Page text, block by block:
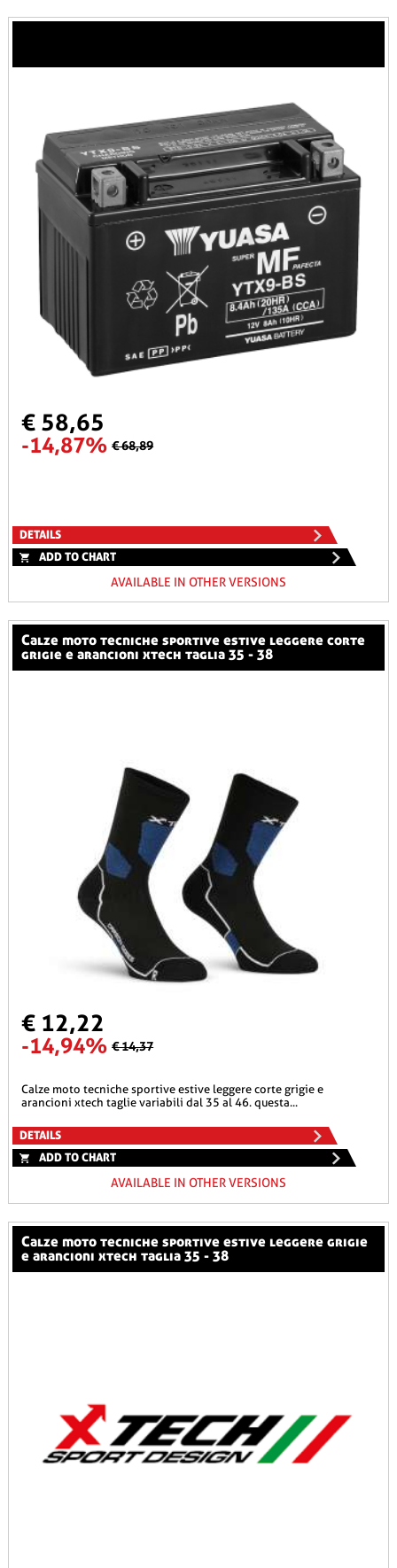
€ 58,65
-14,87% € 68,89
DETAILS
ADD TO CHART
AVAILABLE IN OTHER VERSIONS
calze moto tecniche sportive estive leggere corte
grigie e arancioni xtech taglia 35 - 38
€ 12,22
-14,94% € 14,37
calze moto tecniche sportive estive leggere corte grigie e
arancioni xtech taglie variabili dal 35 al 46. questa...
DETAILS
ADD TO CHART
AVAILABLE IN OTHER VERSIONS
calze moto tecniche sportive estive leggere grigie
e arancioni xtech taglia 35 - 38